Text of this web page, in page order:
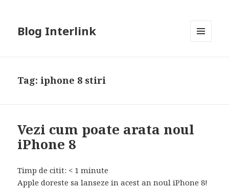
Blog Interlink
Tag:iphone 8 stiri
Vezi cum poate arata noul
iPhone 8
Timp de citit: < 1 minute
Apple doreste sa lanseze in acest an noul iPhone 8!